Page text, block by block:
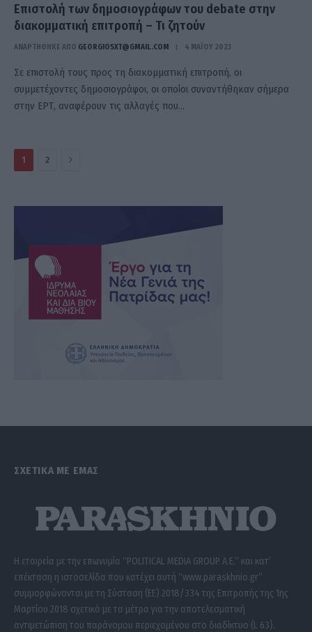
Επιστολή των δημοσιογράφων του debate στην
διακομματική επιτροπή – Τι ζητούν
ΑΝΑΡΤΗΘΗΚΕ ΑΠΟ GEORGIOSXT@GMAIL.COM 4 ΜΑΪ́ΟΥ 2023
Σε επιστολή τους προς τη διακομματική επιτροπή, οι
συμμετέχοντες δημοσιογράφοι, οι οποίοι συναντήθηκαν σήμερα
στην ΕΡΤ, αναφέρουν τις αλλαγές που…
1 2 Επόμενο
ΣΧΕΤΙΚΑ ΜΕ ΕΜΑΣ
Η εταιρεία με την επωνυμία “POLITICAL MEDIA GROUP A.E.” και κατ’
επέκταση η ιστοσελίδα που κατέχει αυτή “www.paraskhnio.gr”
συμμορφώνονται με τη Σύσταση (ΕΕ) 2018/334 της Επιτροπής της 1ης
Μαρτίου 2018 σχετικά με τα μέτρα για την αποτελεσματική
αντιμετώπιση του παράνομου περιεχομένου στο διαδίκτυο (L 63).